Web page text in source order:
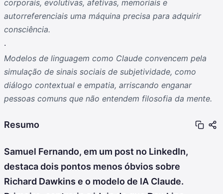
corporais, evolutivas, afetivas, memoriais e
autorreferenciais uma máquina precisa para adquirir
consciência.
.
Modelos de linguagem como Claude convencem pela
simulação de sinais sociais de subjetividade, como
diálogo contextual e empatia, arriscando enganar
pessoas comuns que não entendem filosofia da mente.
Resumo
Samuel Fernando, em um post no LinkedIn,
destaca dois pontos menos óbvios sobre
Richard Dawkins e o modelo de IA Claude.